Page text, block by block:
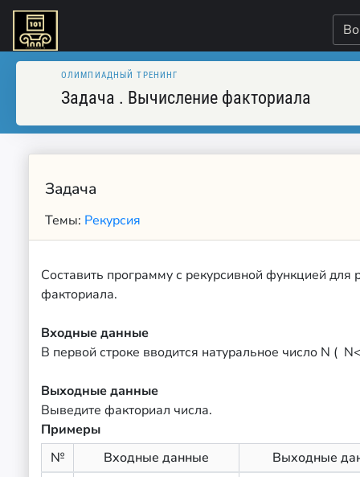
ОЛИМПИАДНЫЙ ТРЕНИНГ
Задача . Вычисление факториала
Задача
Темы: Рекурсия
Составить программу с рекурсивной функцией для
факториала.
Входные данные
В первой строке вводится натуральное число N (
Выходные данные
Выведите факториал числа.
Примеры
№
Входные данные
Выходные